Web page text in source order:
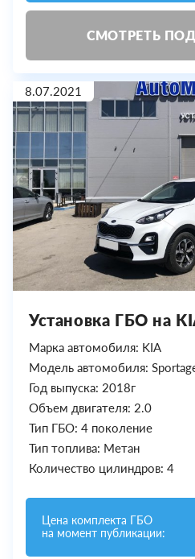
СМОТРЕТЬ
8.07.2021
Установка ГБО на
Марка автомобиля: KIA
Модель автомобиля:
Год выпуска: 2018г
Объем двигателя: 2.0
Тип ГБО: 4 поколение
Тип топлива: Метан
Количество цилиндров: 4
Цена комплекта ГБО
на момент публикации: